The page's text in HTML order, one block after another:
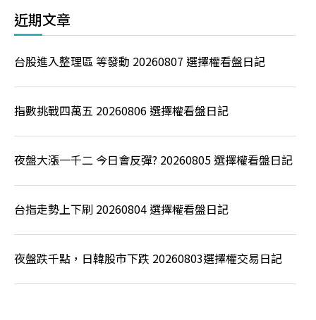
近期文章
台股進入整理區 等發動 20260807 選擇權看盤日記
指數挑戰四萬五 20260806 選擇權看盤日記
夜盤大漲一千二 今日會反彈? 20260805 選擇權看盤日記
台指走勢上下刷 20260804 選擇權看盤日記
夜盤跌千點，日韓股市下跌 20260803選擇權交易日記